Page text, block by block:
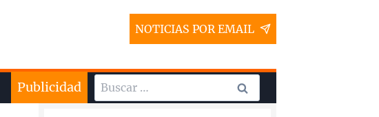
NOTICIAS POR EMAIL
Publicidad Buscar: